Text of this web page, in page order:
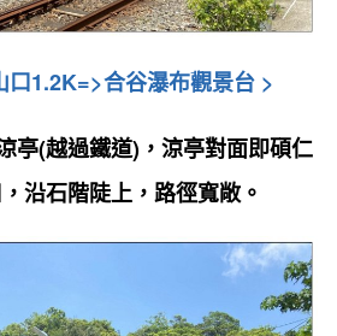
口1.2K=>合谷瀑布觀景台 >
亭(越過鐵道)， 涼亭對面即碩仁
，沿石階陡上 ，路徑寬敞。